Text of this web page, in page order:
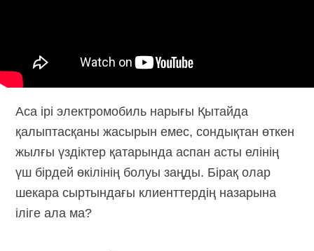
Аса ірі электромобиль нарығы Қытайда
қалыптасқаны жасырын емес, сондықтан өткен
жылғы үздіктер қатарында аспан асты елінің
үш бірдей өкілінің болуы заңды. Бірақ олар
шекара сыртындағы клиенттердің назарына
іліге ала ма?